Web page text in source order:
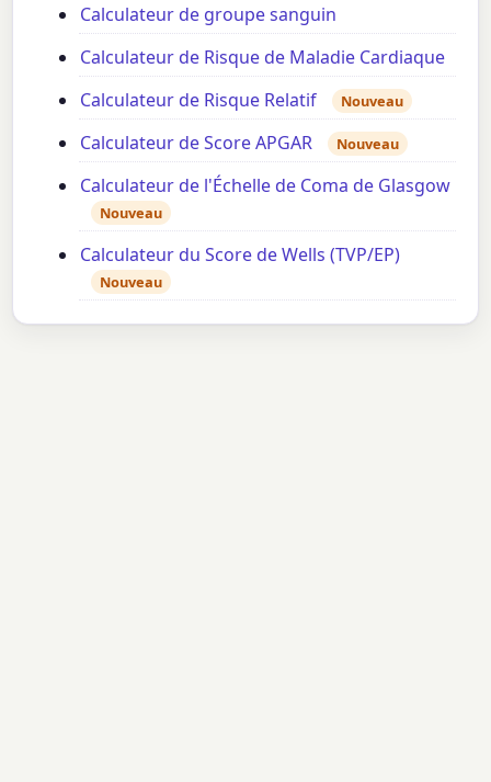
Calculateur de groupe sanguin
Calculateur de Risque de Maladie Cardiaque
Calculateur de Risque Relatif
Nouveau
Calculateur de Score APGAR Nouveau
Calculateur de l'Échelle de Coma de Glasgow
Nouveau
Calculateur du Score de Wells (TVP/EP)
Nouveau